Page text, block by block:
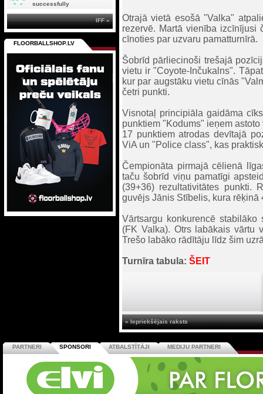
Otrajā vietā esošā "Valka"
rezervē. Martā vienība izcīnījusi
cīnoties par uzvaru pamatturnīrā.
Šobrīd pārliecinoši trešajā
vietu ir "Coyote-Inčukalns".
kur par augstāku vietu cīnās
četri punkti.
Visnotaļ principiāla gaidāma
punktiem "Kodums" ieņem
17 punktiem atrodas devītajā
ViA un "Police class", kas
Čempionāta pirmajā cēlienā
taču šobrīd viņu pamatīgi
(39+36) rezultativitātes punkti.
guvējs Jānis Stībelis, kura rēķinā
Vārtsargu konkurencē
(FK Valka). Otrs labākais vārtu
Trešo labāko rādītāju līdz šim
Turnīra tabula: ŠEIT
« Iepriekšējais raksts
successfully
IFF »
FLOORBALLSHOP.LV
PARTNERI SPONSORI ATBALSTĪTĀJI MEDIJU PARTNERI